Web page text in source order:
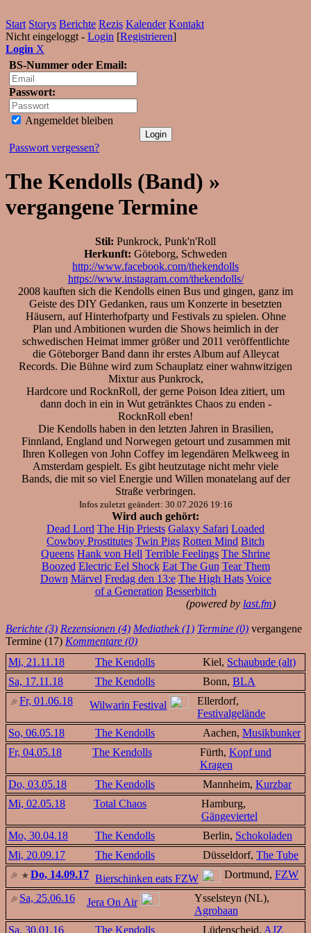
Start Storys Berichte Rezis Kalender Kontakt
Nicht eingeloggt - Login [Registrieren]
Login X
BS-Nummer oder Email:
Passwort:
Angemeldet bleiben
Passwort vergessen?
The Kendolls (Band) »
vergangene Termine
Stil: Punkrock, Punk'n'Roll
Herkunft: Göteborg, Schweden
http://www.facebook.com/thekendolls
https://www.instagram.com/thekendolls/
2008 kauften sich die Kendolls einen Bus und gingen, ganz im
Geiste des DIY Gedanken, raus um Konzerte in besetzten
Häusern, auf Hinterhofparty und Festivals zu spielen. Ohne
Plan und Ambitionen wurden die Shows heimlich in der
schwedischen Heimat immer größer und 2011 veröffentlichte
die Göteborger Band dann ihr erstes Album auf Alleycat
Records. Die Bühne wird zum Schauplatz einer wahnwitzigen
Mixtur aus Punkrock,
Hardcore und RocknRoll, der gerne Poison Idea zitiert, um
dann doch in ein in Wut getränktes Chaos zu enden -
RocknRoll eben!
Die Kendolls haben in den letzten Jahren in Brasilien,
Finnland, England und Norwegen getourt und zusammen mit
Ihren Kollegen von John Coffey im legendären Melkweeg in
Amsterdam gespielt. Es gibt heutzutage nicht mehr viele
Bands, die mit so viel Energie und Willen monatelang auf der
Straße verbringen.
Infos zuletzt geändert: 30.07.2026 19:16
Wird auch gehört:
Dead Lord The Hip Priests Galaxy Safari Loaded
Cowboy Prostitutes Twin Pigs Rotten Mind Bitch
Queens Hank von Hell Terrible Feelings The Shrine
Boozed Electric Eel Shock Eat The Gun Tear Them
Down Märvel Fredag den 13:e The High Hats Voice
of a Generation Besserbitch
(powered by last.fm)
Berichte (3) Rezensionen (4) Mediathek (1) Termine (0) vergangene
Termine (17) Kommentare (0)
Mi, 21.11.18
The Kendolls Kiel, Schaubude (alt)
Sa, 17.11.18
The Kendolls Bonn, BLA
Fr, 01.06.18
Wilwarin Festival
Ellerdorf,
Festivalgelände
So, 06.05.18
The Kendolls Aachen, Musikbunker
Fr, 04.05.18
The Kendolls Fürth, Kopf und
Kragen
Do, 03.05.18
The Kendolls Mannheim, Kurzbar
Mi, 02.05.18
Total Chaos
Hamburg,
Gängeviertel
Mo, 30.04.18
The Kendolls Berlin, Schokoladen
Mi, 20.09.17
The Kendolls Düsseldorf, The Tube
Do, 14.09.17 Bierschinken eats FZW Dortmund, FZW
Sa, 25.06.16
Jera On Air
Ysselsteyn (NL),
Agrobaan
Sa, 30.01.16
The Kendolls Lüdenscheid, AJZ